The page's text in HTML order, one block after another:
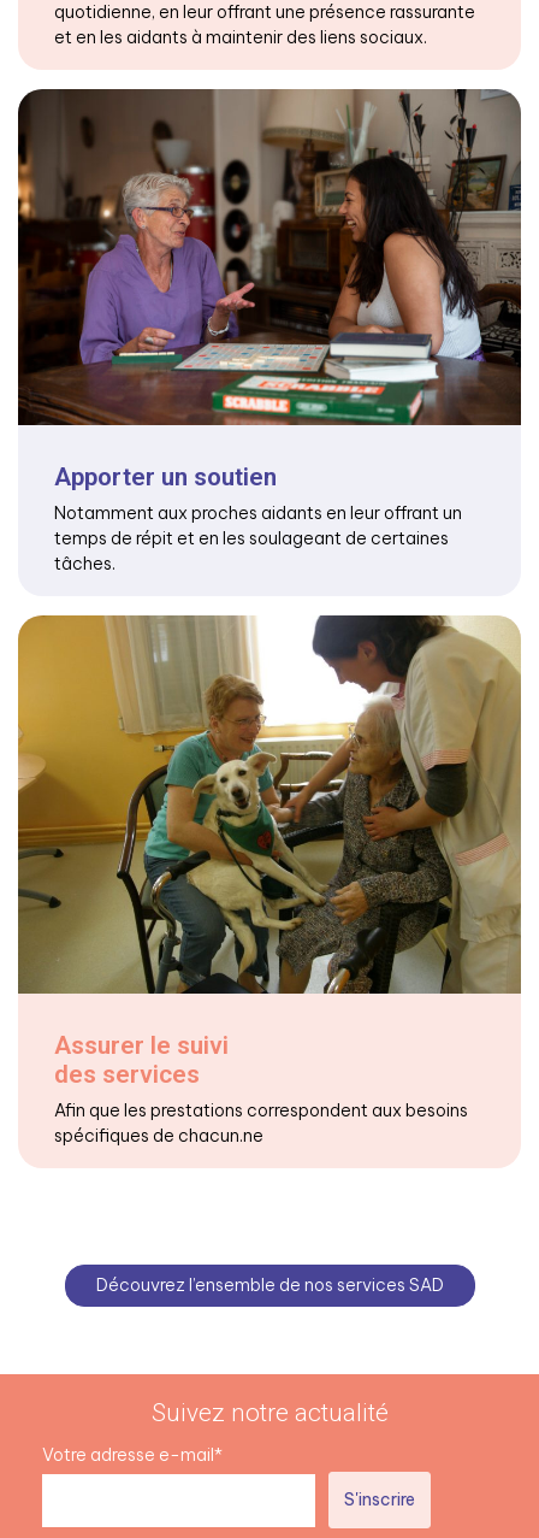
quotidienne, en leur offrant une présence rassurante
et en les aidants à maintenir des liens sociaux.
Apporter un soutien
Notamment aux proches aidants en leur offrant un
temps de répit et en les soulageant de certaines
tâches.
Assurer le suivi
des services
Afin que les prestations correspondent aux besoins
spécifiques de chacun.ne
Découvrez l’ensemble de nos services SAD
Suivez notre actualité
Votre adresse e-mail*